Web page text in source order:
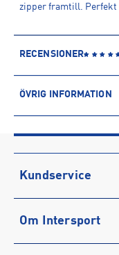
zipper framtill. Perfekt
RECENSIONER
ÖVRIG INFORMATION
Produktnummer:
Leverantörens
Artikelnummer:
Tillverkare:Scantrade
Kontakt tillverkare
Kundservice
Vanliga frågor & svar
Om Intersport